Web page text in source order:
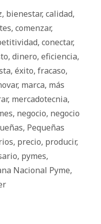
, bienestar, calidad,
, comenzar,
, conectar,
, dinero, eficiencia,
, éxito, fracaso,
, marca, más
, mercadotecnia,
, negocio, negocio
, Pequeñas
, precio, producir,
, pymes,
Nacional Pyme,